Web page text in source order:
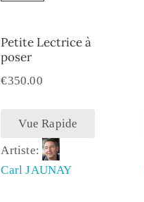
Petite Lectrice à
poser
€350.00
Vue Rapide
Artiste:
Carl JAUNAY